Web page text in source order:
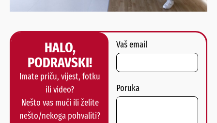
HALO,
PODRAVSKI!
Imate priču, vijest, fotku
ili video?
Nešto vas muči ili želite
nešto/nekoga pohvaliti?
Vaš email
Poruka